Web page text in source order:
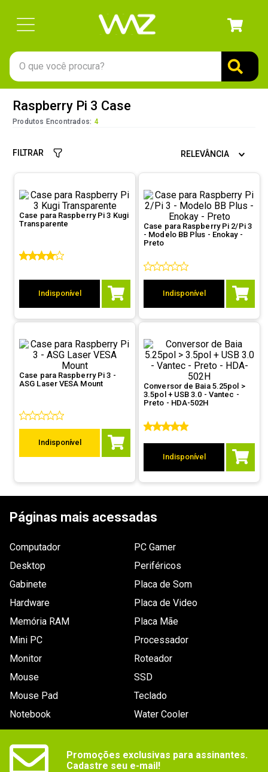
O que você procura?
Raspberry Pi 3 Case
Produtos Encontrados: 4
FILTRAR RELEVÂNCIA
Case para Raspberry Pi 3 Kugi
Transparente
Indisponível
Case para Raspberry Pi 2/Pi 3
- Modelo BB Plus - Enokay -
Preto
Indisponível
Case para Raspberry Pi 3 -
ASG Laser VESA Mount
Indisponível
Conversor de Baia 5.25pol >
3.5pol + USB 3.0 - Vantec -
Preto - HDA-502H
Indisponível
Páginas mais acessadas
Computador
Desktop
Gabinete
Hardware
Memória RAM
Mini PC
Monitor
Mouse
Mouse Pad
Notebook
PC Gamer
Periféricos
Placa de Som
Placa de Video
Placa Mãe
Processador
Roteador
SSD
Teclado
Water Cooler
Promoções exclusivas para assinantes.
Cadastre seu e-mail!
1º
4º
ssd
5 º
openbox
6º
fractal
9º
controle
10